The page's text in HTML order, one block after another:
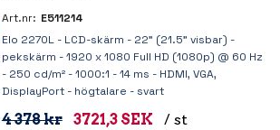
Art.nr: E511214
Elo 2270L - LCD-skärm - 22" (21.5" visbar) -
pekskärm - 1920 x 1080 Full HD (1080p) @ 60 Hz
- 250 cd/m² - 1000:1 - 14 ms - HDMI, VGA,
DisplayPort - högtalare - svart
4 378 kr 3721,3 SEK / st